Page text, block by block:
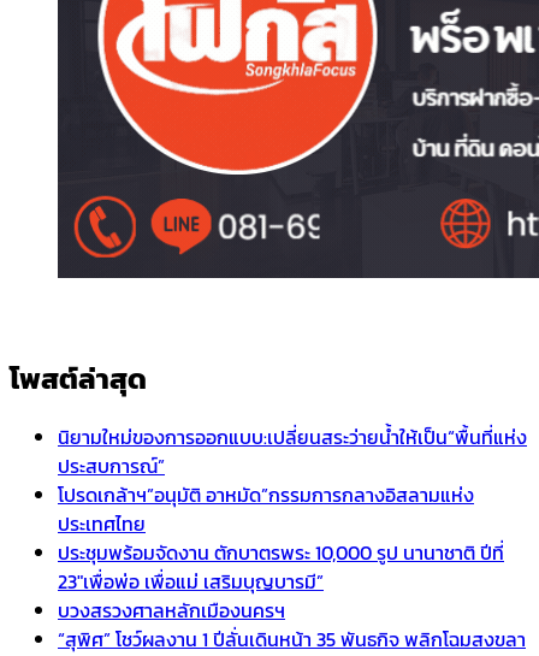
โพสต์ล่าสุด
นิยามใหม่ของการออกแบบ:เปลี่ยนสระว่ายน้ำให้เป็น“พื้นที่แห่ง
ประสบการณ์”
โปรดเกล้าฯ”อนุมัติ อาหมัด”กรรมการกลางอิสลามแห่ง
ประเทศไทย
ประชุมพร้อมจัดงาน ตักบาตรพระ 10,000 รูป นานาชาติ ปีที่
23″เพื่อพ่อ เพื่อแม่ เสริมบุญบารมี”
บวงสรวงศาลหลักเมืองนครฯ
“สุพิศ” โชว์ผลงาน 1 ปีลั่นเดินหน้า 35 พันธกิจ พลิกโฉมสงขลา